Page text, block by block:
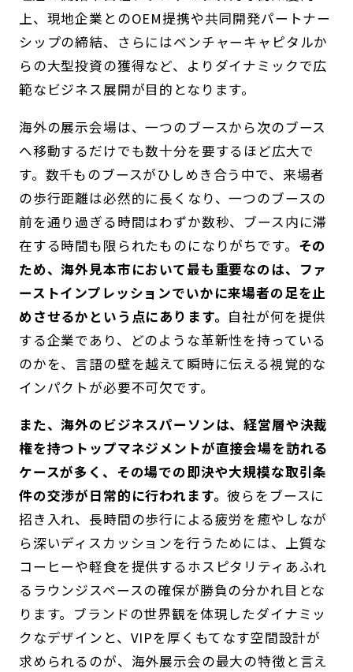
上、現地企業とのOEM提携や共同開発パートナー
シップの締結、さらにはベンチャーキャピタルか
らの大型投資の獲得など、よりダイナミックで広
範なビジネス展開が目的となります。
海外の展示会場は、一つのブースから次のブース
へ移動するだけでも数十分を要するほど広大で
す。数千ものブースがひしめき合う中で、来場者
の歩行距離は必然的に長くなり、一つのブースの
前を通り過ぎる時間はわずか数秒、ブース内に滞
在する時間も限られたものになりがちです。 その
ため、海外見本市において最も重要なのは、ファ
ーストインプレッションでいかに来場者の足を止
めさせるかという点にあります。 自社が何を提供
する企業であり、どのような革新性を持っている
のかを、言語の壁を越えて瞬時に伝える視覚的な
インパクトが必要不可欠です。
また、海外のビジネスパーソンは、経営層や決裁
権を持つトップマネジメントが直接会場を訪れる
ケースが多く、その場での即決や大規模な取引条
件の交渉が日常的に行われます。彼らをブースに
招き入れ、長時間の歩行による疲労を癒やしなが
ら深いディスカッションを行うためには、上質な
コーヒーや軽食を提供するホスピタリティあふれ
るラウンジスペースの確保が勝負の分かれ目とな
ります。ブランドの世界観を体現したダイナミッ
クなデザインと、VIPを厚くもてなす空間設計が
求められるのが、海外展示会の最大の特徴と言え